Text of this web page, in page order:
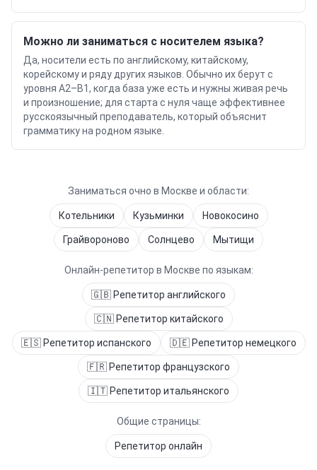
Можно ли заниматься с носителем языка?
Да, носители есть по английскому, китайскому,
корейскому и ряду других языков. Обычно их берут с
уровня A2–B1, когда база уже есть и нужны живая речь
и произношение; для старта с нуля чаще эффективнее
русскоязычный преподаватель, который объяснит
грамматику на родном языке.
Заниматься очно в Москве и области:
Котельники Кузьминки Новокосино
Грайвороново Солнцево Мытищи
Онлайн-репетитор в Москве по языкам:
🇬🇧 Репетитор английского
🇨🇳Репетитор китайского
🇪🇸Репетитор испанского 🇩🇪Репетитор немецкого
🇫🇷 Репетитор французского
🇮🇹 Репетитор итальянского
Общие страницы:
Репетитор онлайн